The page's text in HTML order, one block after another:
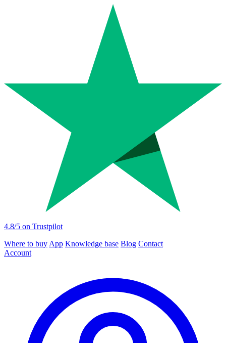
4.8/5 on Trustpilot
Where to buy App Knowledge base Blog Contact
Account